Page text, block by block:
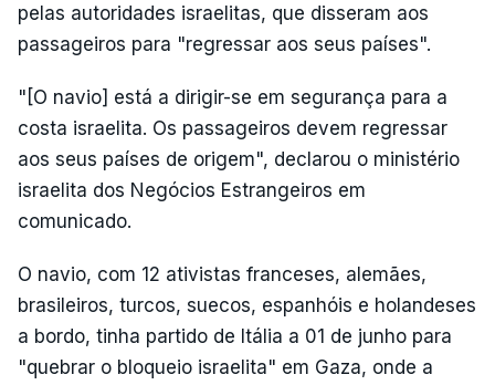
pelas autoridades israelitas, que disseram aos
passageiros para "regressar aos seus países".
"[O navio] está a dirigir-se em segurança para a
costa israelita. Os passageiros devem regressar
aos seus países de origem", declarou o ministério
israelita dos Negócios Estrangeiros em
comunicado.
O navio, com 12 ativistas franceses, alemães,
brasileiros, turcos, suecos, espanhóis e holandeses
a bordo, tinha partido de Itália a 01 de junho para
"quebrar o bloqueio israelita" em Gaza, onde a